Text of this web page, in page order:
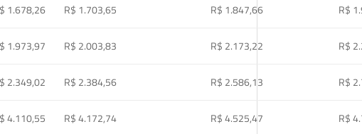
1.678,26 R$ 1.703,65 R$ 1.847,66
R$
1.973,97 R$ 2.003,83 R$ 2.173,22
R$
2.349,02 R$ 2.384,56 R$ 2.586,13
R$
4.110,55 R$ 4.172,74 R$ 4.525,47
R$